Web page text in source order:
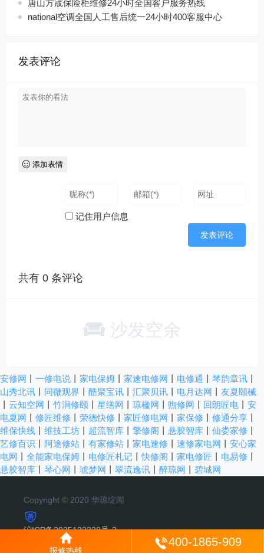
唐山方宬保险柜维修24小时全国客户服务热线
national空调全国人工售后统一24小时400客服中心
发表评论
添加表情
记住用户信息
共有0 条评论
沙发空余
安修网 一修电说 家电保姆 家速电修网 电修通 琴韵章讯
山秀北讯
同微观界 酷聚宝讯 汇聚贝讯 电月达网
友夏颐械
云知空网 竹涧修颐 星缮网 琼楹网 煦修网 回朗匠电
安
电夏网
修匠维修 荣德快修 家匠修电网 家保修 修通分享
维保快线
维技工坊 超流智库 擎修阁 悬胶智库 仙娄家修
艺修百识
阿途修站 有家修站 家电速修 速修家电网
安心家
电网
全能家电保姆 电修匠札记 丨快修阁 家电修匠 电易修
悬胶智库
琴心网 琥梦网 翠流逸讯 醉琼网 碧城网
报修热线
400-1865-909
Copyright © 2020 华琼绽闻
沪ICP备2025123328号-3